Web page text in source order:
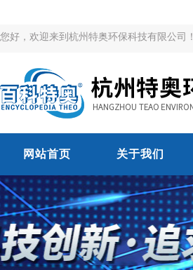
您好，欢迎来到杭州特奥环保科技有限公司！
网站首页 关于我们